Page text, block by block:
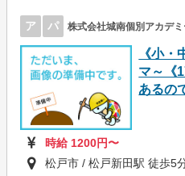
ア パ 株式会社城南個別アカデ
《小
マ～《
あるの
時給 1200円〜
松戸市 / 松戸新田駅 徒歩5